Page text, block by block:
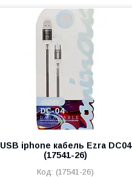
USB iphone кабель Ezra DC04
(17541-26)
(17541-26)